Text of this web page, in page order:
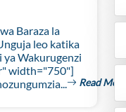
Baraza la
leo katika
ya Wakurugenzi
width="750"]
Read More